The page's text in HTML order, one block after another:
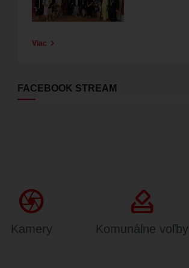
Viac
FACEBOOK STREAM
Camera
Kamery
how_to_vote
Komunálne voľby